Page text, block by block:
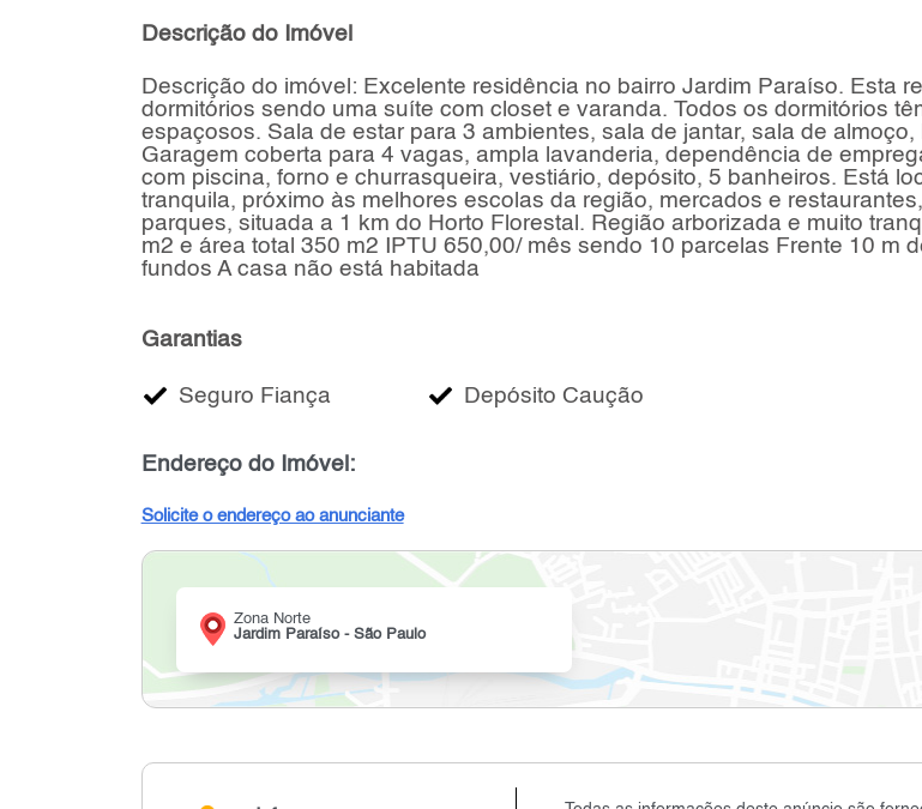
Descrição do Imóvel
Descrição do imóvel: Excelente residência no bairro Jardim Paraíso. Esta
dormitórios sendo uma suíte com closet e varanda. Todos os dormitórios
espaçosos. Sala de estar para 3 ambientes, sala de jantar, sala de
Garagem coberta para 4 vagas, ampla lavanderia, dependência de
com piscina, forno e churrasqueira, vestiário, depósito, 5 banheiros. Está
tranquila, próximo às melhores escolas da região, mercados e
parques, situada a 1 km do Horto Florestal. Região arborizada e muito
m2 e área total 350 m2 IPTU 650,00/ mês sendo 10 parcelas Frente 10 m
fundos A casa não está habitada
Garantias
Seguro Fiança Depósito Caução
Endereço do Imóvel:
Solicite o endereço ao anunciante
Zona Norte
Jardim Paraíso - São Paulo